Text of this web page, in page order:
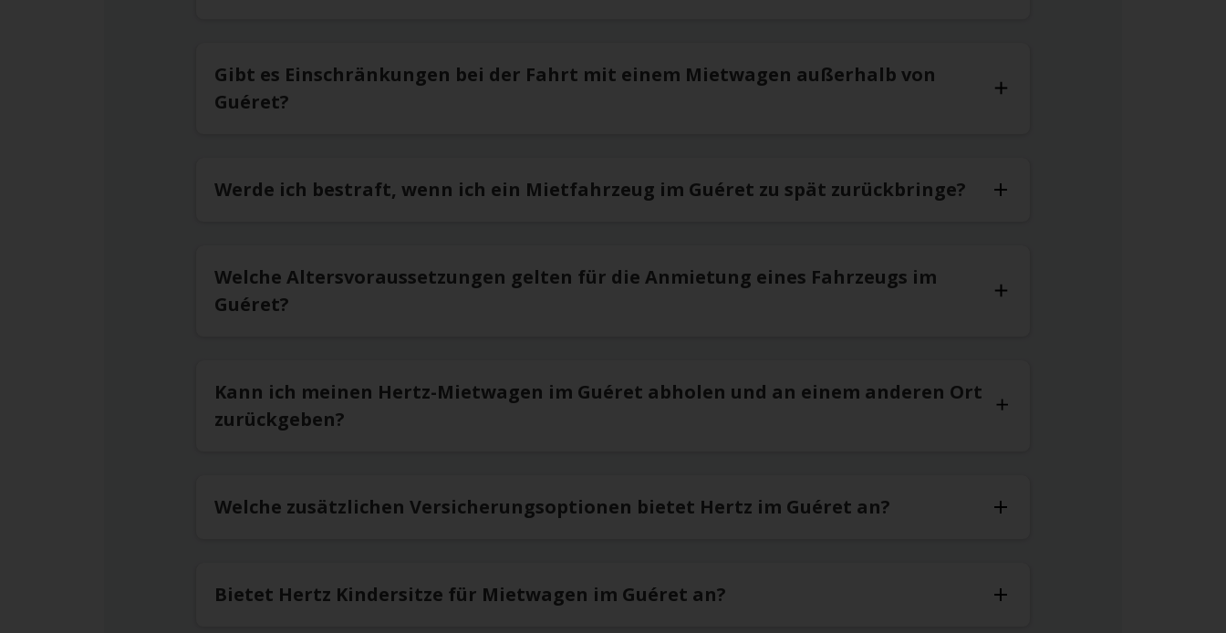
Gibt es Einschränkungen bei der Fahrt mit einem Mietwagen außerhalb von
Guéret?
Werde ich bestraft, wenn ich ein Mietfahrzeug im Guéret zu spät zurückbringe?
Welche Altersvoraussetzungen gelten für die Anmietung eines Fahrzeugs im
Guéret?
Kann ich meinen Hertz-Mietwagen im Guéret abholen und an einem anderen Ort
zurückgeben?
Welche zusätzlichen Versicherungsoptionen bietet Hertz im Guéret an?
Bietet Hertz Kindersitze für Mietwagen im Guéret an?